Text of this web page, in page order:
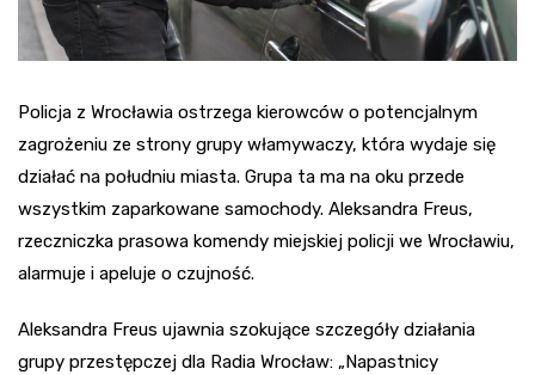
Policja z Wrocławia ostrzega kierowców o potencjalnym
zagrożeniu ze strony grupy włamywaczy, która wydaje się
działać na południu miasta. Grupa ta ma na oku przede
wszystkim zaparkowane samochody. Aleksandra Freus,
rzeczniczka prasowa komendy miejskiej policji we Wrocławiu,
alarmuje i apeluje o czujność.
Aleksandra Freus ujawnia szokujące szczegóły działania
grupy przestępczej dla Radia Wrocław: „Napastnicy